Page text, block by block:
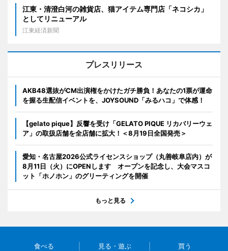
江東・清澄白河の雑貨店、猫アイテム専門店「ネコシカ」
としてリニューアル
江東経済新聞
プレスリリース
AKB48選抜がCM出演権をかけたガチ勝負！あなたの1票が運命
を握る生配信イベントを、JOYSOUND「みるハコ」で体感！
【gelato pique】反響を受け「GELATO PIQUE リカバリーウェ
ア」の取扱店舗を全店舗に拡大！＜8月19日全国発売＞
愛知・名古屋2026公式ライセンスショップ（丸善岐阜店内）が
8月11日（火）にOPENします オープンを記念し、大会マスコ
ット「ホノホン」のグリーティングを開催
もっと見る
食べる 見る・遊ぶ 買う